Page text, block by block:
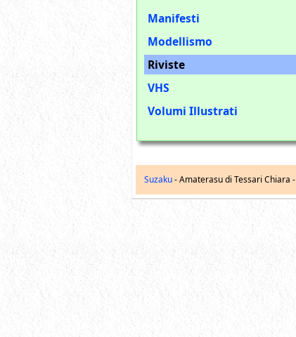
Manifesti
Modellismo
Riviste
VHS
Volumi Illustrati
Suzaku- Amaterasu di Tessari Chiara -